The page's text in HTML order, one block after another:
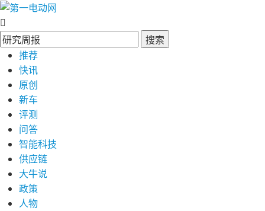
搜索
推荐
快讯
原创
新车
评测
问答
智能科技
供应链
大牛说
政策
人物